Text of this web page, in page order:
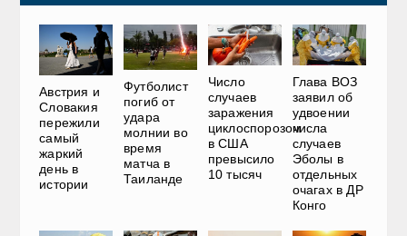
Австрия и
Словакия
пережили
самый
жаркий
день в
истории
Футболист
погиб от
удара
молнии во
время
матча в
Таиланде
Число
случаев
заражения
циклоспорозом
в США
превысило
10 тысяч
Глава ВОЗ
заявил об
удвоении
числа
случаев
Эболы в
отдельных
очагах в ДР
Конго